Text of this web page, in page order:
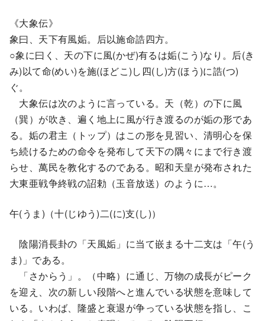
《大象伝》
象曰、天下有風姤。后以施命誥四方。
○象に曰く、天の下に風(かぜ)有るは姤(こう)なり。后(き
み)以て命(めい)を施(ほどこ)し四(し)方(ほう)に誥(つ)
ぐ。
大象伝は次のように言っている。天（乾）の下に風
（巽）が吹き、遍く地上に風が行き渡るのが姤の形であ
る。姤の君主（トップ）はこの形を見習い、清明心を保
ち続けるための命令を発布して天下の隅々にまで行き渡
らせ、萬民を教化するのである。昭和天皇が発布された
大東亜戦争終戦の詔勅（玉音放送）のように…。
午(うま)（十(じゆう)二(に)支(し)）
陰陽消長卦の「天風姤」に当て嵌まる十二支は「午(う
ま)」である。
「さからう」。（中略）に通じ、万物の成長がピーク
を迎え、次の新しい段階へと進んでいる状態を意味して
いる。いわば、隆盛と衰退が争っている状態を指し、こ